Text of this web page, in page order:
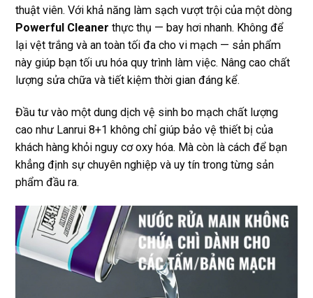
thuật viên. Với khả năng làm sạch vượt trội của một dòng
Powerful Cleaner thực thụ — bay hơi nhanh. Không để
lại vệt trắng và an toàn tối đa cho vi mạch — sản phẩm
này giúp bạn tối ưu hóa quy trình làm việc. Nâng cao chất
lượng sửa chữa và tiết kiệm thời gian đáng kể.
Đầu tư vào một dung dịch vệ sinh bo mạch chất lượng
cao như Lanrui 8+1 không chỉ giúp bảo vệ thiết bị của
khách hàng khỏi nguy cơ oxy hóa. Mà còn là cách để bạn
khẳng định sự chuyên nghiệp và uy tín trong từng sản
phẩm đầu ra.